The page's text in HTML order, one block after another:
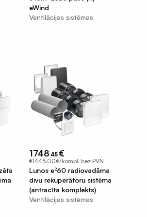
eWind
Ventilācijas sistēmas
€
1748 45
€1445.00€/kompl. bez PVN
Lunos e²60 radiovadāma
divu rekuperātoru sistēma
(antracīta komplekts)
Ventilācijas sistēmas